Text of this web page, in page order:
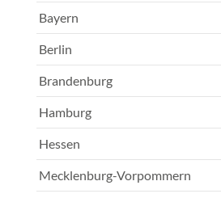
Bayern
Berlin
Brandenburg
Hamburg
Hessen
Mecklenburg-Vorpommern